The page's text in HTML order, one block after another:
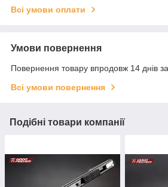
Всі умови оплати
Умови повернення
Повернення товару впродовж 14 днів
Всі умови повернення
Подібні товари компанії